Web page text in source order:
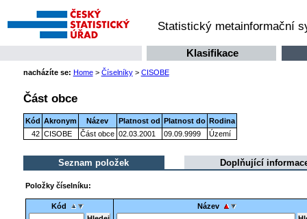
Statistický metainformační
Klasifikace
nacházíte se: Home> Číselníky> CISOBE
Část obce
Kód Akronym Název Platnost od Platnost do Rodina
42 CISOBE Část obce 02.03.2001 09.09.9999 Území
Seznam položek Doplňující
Položky číselníku:
Kód Název